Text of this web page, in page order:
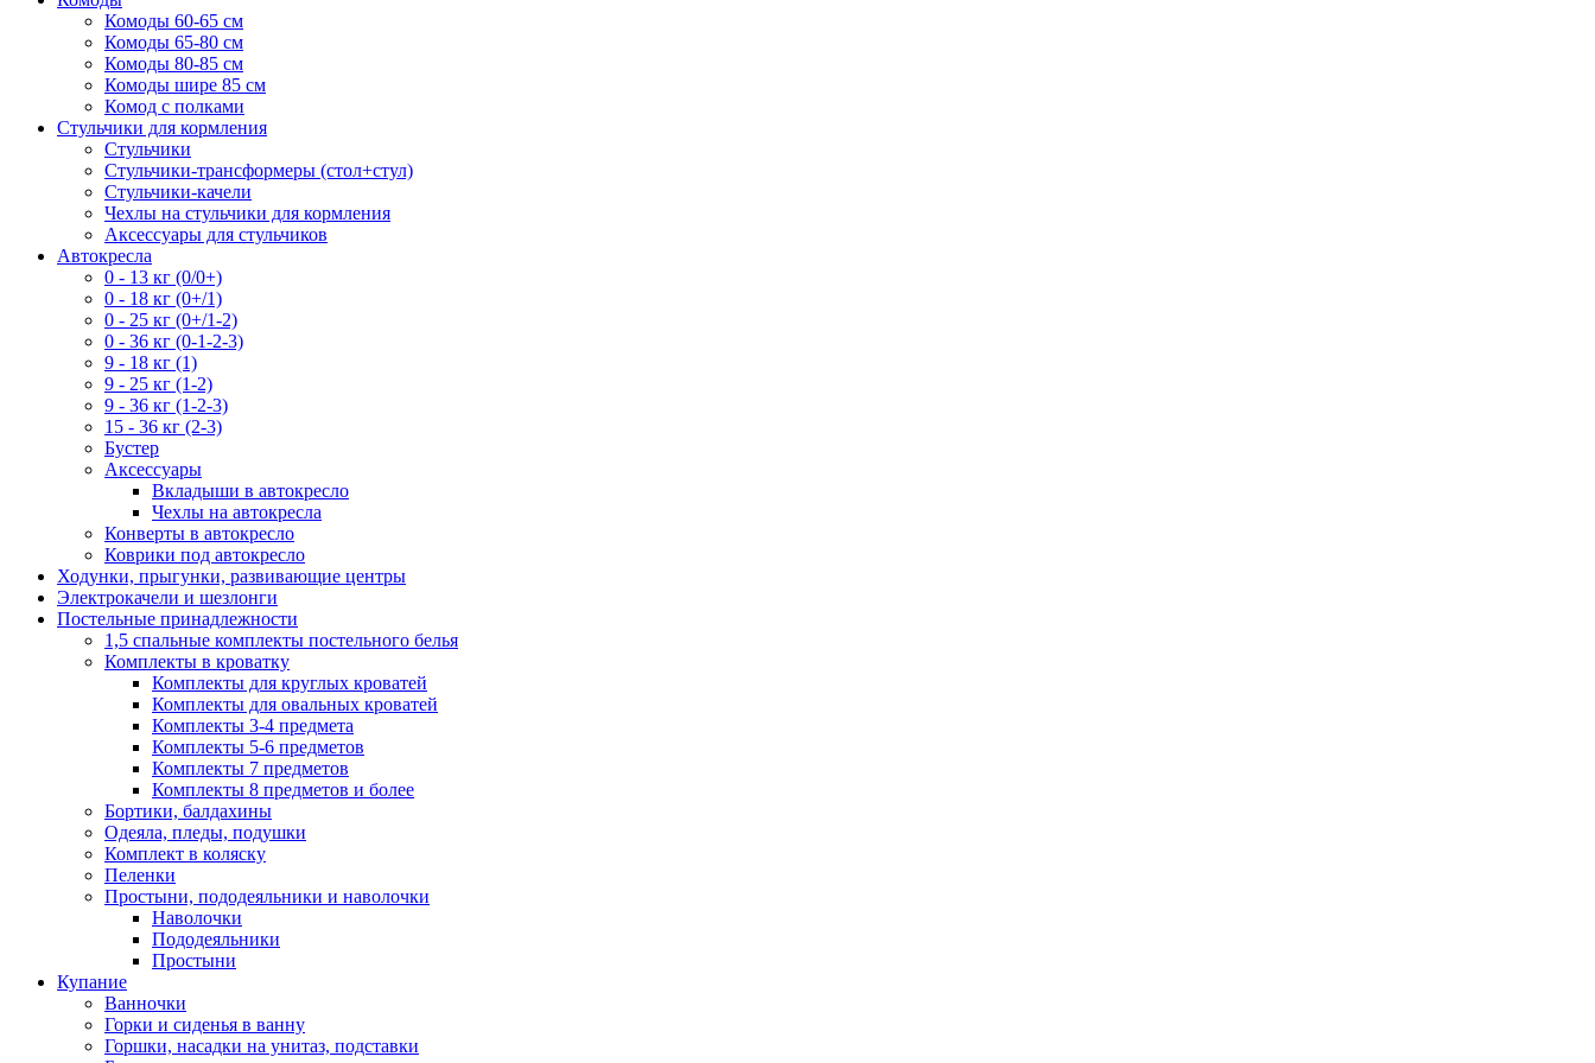
Комоды 60-65 см
Комоды 65-80 см
Комоды 80-85 см
Комоды шире 85 см
Комод с полками
Стульчики для кормления
Стульчики
Стульчики-трансформеры (стол+стул)
Стульчики-качели
Чехлы на стульчики для кормления
Аксессуары для стульчиков
Автокресла
0 - 13 кг (0/0+)
0 - 18 кг (0+/1)
0 - 25 кг (0+/1-2)
0 - 36 кг (0-1-2-3)
9 - 18 кг (1)
9 - 25 кг (1-2)
9 - 36 кг (1-2-3)
15 - 36 кг (2-3)
Бустер
Аксессуары
Вкладыши в автокресло
Чехлы на автокресла
Конверты в автокресло
Коврики под автокресло
Ходунки, прыгунки, развивающие центры
Электрокачели и шезлонги
Постельные принадлежности
1,5 спальные комплекты постельного белья
Комплекты в кроватку
Комплекты для круглых кроватей
Комплекты для овальных кроватей
Комплекты 3-4 предмета
Комплекты 5-6 предметов
Комплекты 7 предметов
Комплекты 8 предметов и более
Бортики, балдахины
Одеяла, пледы, подушки
Комплект в коляску
Пеленки
Простыни, пододеяльники и наволочки
Наволочки
Пододеяльники
Простыни
Купание
Ванночки
Горки и сиденья в ванну
Горшки, насадки на унитаз, подставки